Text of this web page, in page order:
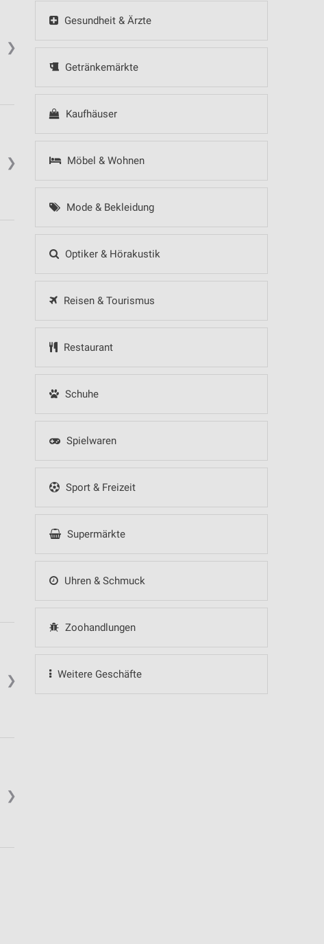
Gesundheit & Ärzte
Getränkemärkte
Kaufhäuser
Möbel & Wohnen
Mode & Bekleidung
Optiker & Hörakustik
Reisen & Tourismus
Restaurant
Schuhe
Spielwaren
Sport & Freizeit
Supermärkte
Uhren & Schmuck
Zoohandlungen
Weitere Geschäfte
❯
❯
❯
❯